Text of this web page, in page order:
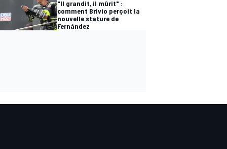
"Il grandit, il mûrit" :
comment Brivio perçoit la
nouvelle stature de
Fernández